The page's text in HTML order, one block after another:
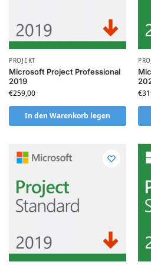
PROJEKT
Microsoft Project Professional
2019
€259,00
In den Warenkorb legen
€